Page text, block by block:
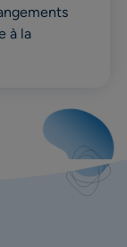
à la